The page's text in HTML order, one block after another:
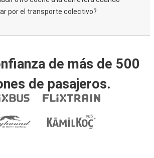
por el transporte colectivo?
de más de 500
de pasajeros.